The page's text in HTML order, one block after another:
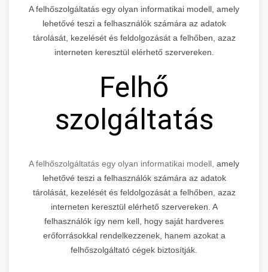
A felhőszolgáltatás egy olyan informatikai modell, amely
lehetővé teszi a felhasználók számára az adatok
tárolását, kezelését és feldolgozását a felhőben, azaz
interneten keresztül elérhető szervereken.
Felhő
szolgáltatás
A felhőszolgáltatás egy olyan informatikai modell, amely
lehetővé teszi a felhasználók számára az adatok
tárolását, kezelését és feldolgozását a felhőben, azaz
interneten keresztül elérhető szervereken. A
felhasználók így nem kell, hogy saját hardveres
erőforrásokkal rendelkezzenek, hanem azokat a
felhőszolgáltató cégek biztosítják.